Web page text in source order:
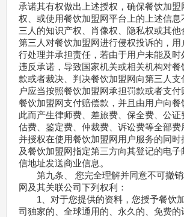
承诺其有权做出上述授权，确保餐饮加盟
权、或使用餐饮加盟网平台上的上述信
三人的知识产权、肖像权、隐私权或其
第三人对餐饮加盟网进行侵权投诉的，
行处理并承担责任，若由于用户未能及时
违反承诺，导致国家机关或相关机构对餐
款或者裁决、判决餐饮加盟网向第三人支
户应当按照餐饮加盟网承担罚款或者支付
餐饮加盟网支付赔偿款，并且由用户向餐
此而产生律师费、差旅费、保全费、公
估费、鉴定费、仲裁费、诉讼费等全部费
并授权在使用餐饮加盟网用户服务的同时
及餐饮加盟网指定第三方向其登记的电子
信地址发送商业信息。
第九条、 您完全理解并同意不可撤
网及其关联公司下列权利：
1、对于您提供的资料，您授予餐饮
司独家的、全球通用的、永久的、免费